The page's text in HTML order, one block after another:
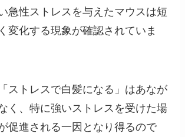
急性ストレスを与えたマウスは短
変化する現象が確認されていま
ストレスで白髪になる」はあなが
く、特に強いストレスを受けた場
促進される一因となり得るので